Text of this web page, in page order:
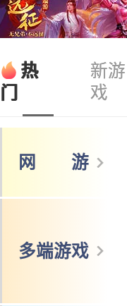
热
门
新游
戏
网 游
多端游戏